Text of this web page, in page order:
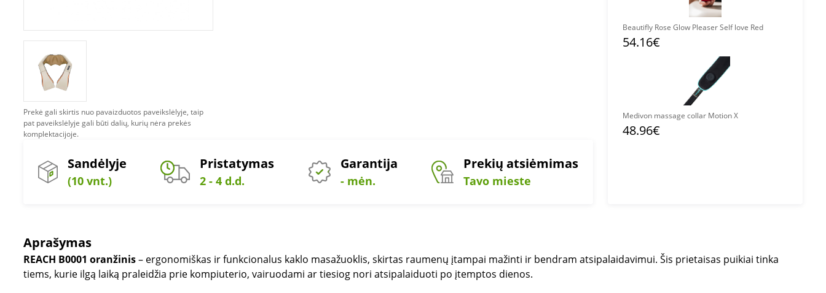
Prekė gali skirtis nuo pavaizduotos paveikslėlyje, taip
pat paveikslėlyje gali būti dalių, kurių nėra prekės
komplektacijoje.
Sandėlyje
(10 vnt.)
Pristatymas
2 - 4 d.d.
Garantija
- mėn.
Prekių atsiėmimas
Tavo mieste
Beautifly Rose Glow Pleaser Self love Red
54.16€
Medivon massage collar Motion X
48.96€
Aprašymas
REACH B0001 oranžinis– ergonomiškas ir funkcionalus kaklo masažuoklis, skirtas raumenų įtampai mažinti ir bendram atsipalaidavimui. Šis prietaisas puikiai tinka
tiems, kurie ilgą laiką praleidžia prie kompiuterio, vairuodami ar tiesiog nori atsipalaiduoti po įtemptos dienos.